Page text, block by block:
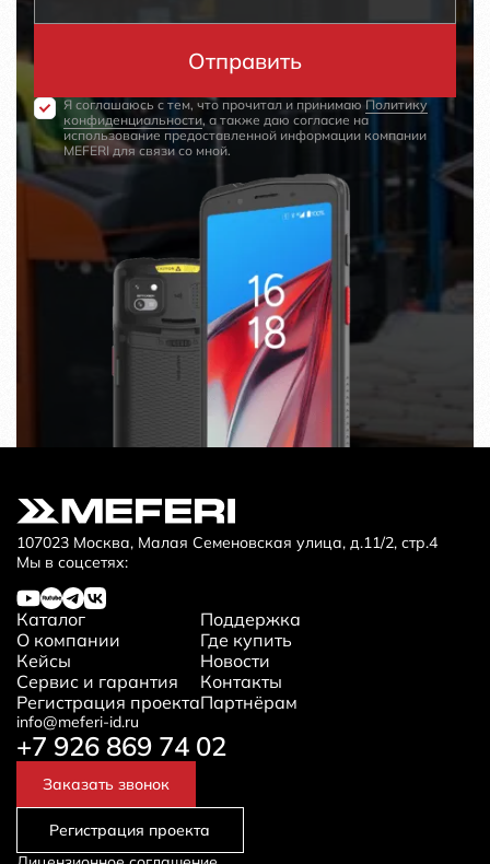
Я соглашаюсь с тем, что прочитал и принимаю Политику
конфиденциальности, а также даю согласие на
использование предоставленной информации компании
MEFERI для связи со мной.
107023 Москва, Малая Семеновская улица, д.11/2, стр.4
Мы в соцсетях:
Каталог
О компании
Кейсы
Сервис и гарантия
Регистрация проекта
Поддержка
Где купить
Новости
Контакты
Партнёрам
info@meferi-id.ru
+7 926 869 74 02
Регистрация проекта
Заказать звонок